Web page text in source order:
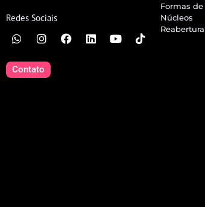
Redes Sociais
Contato
Formas
Núcleos